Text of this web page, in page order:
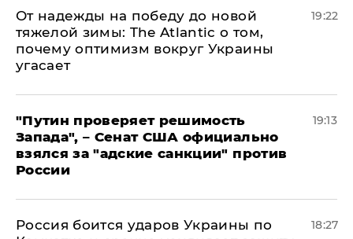
От надежды на победу до новой
тяжелой зимы: The Atlantic о том,
почему оптимизм вокруг Украины
угасает
19:22
"Путин проверяет решимость
Запада", – Сенат США официально
взялся за "адские санкции" против
России
19:13
Россия боится ударов Украины по
18:27